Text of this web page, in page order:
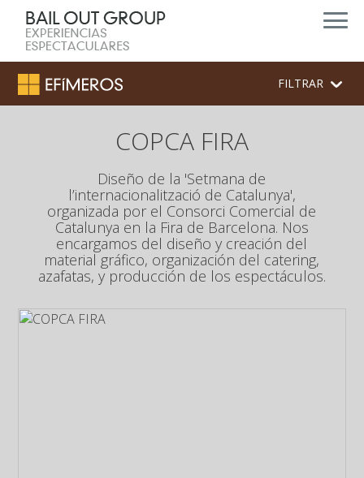
FILTRAR
COPCA FIRA
Diseño de la 'Setmana de
l’internacionalització de Catalunya',
organizada por el Consorci Comercial de
Catalunya en la Fira de Barcelona. Nos
encargamos del diseño y creación del
material gráfico, organización del catering,
azafatas, y producción de los espectáculos.